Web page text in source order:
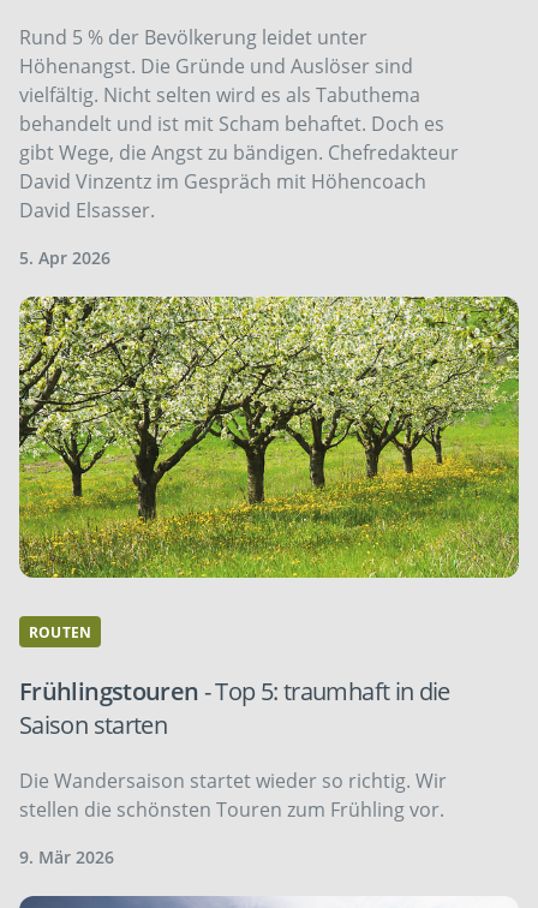
Rund 5 % der Bevölkerung leidet unter
Höhenangst. Die Gründe und Auslöser sind
vielfältig. Nicht selten wird es als Tabuthema
behandelt und ist mit Scham behaftet. Doch es
gibt Wege, die Angst zu bändigen. Chefredakteur
David Vinzentz im Gespräch mit Höhencoach
David Elsasser.
5. Apr 2026
ROUTEN
Frühlingstouren- Top 5: traumhaft in die
Saison starten
Die Wandersaison startet wieder so richtig. Wir
stellen die schönsten Touren zum Frühling vor.
9. Mär 2026